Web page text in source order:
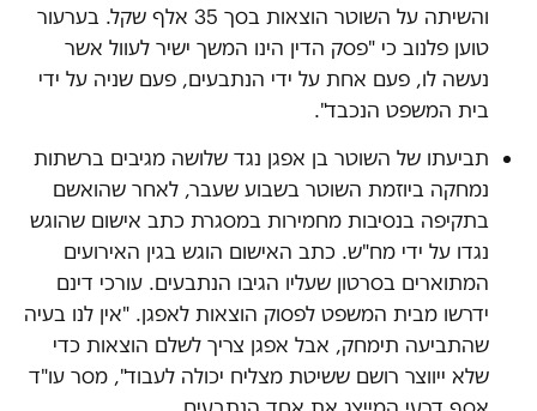
והשיתה על השוטר הוצאות בסך 35 אלף שקל. בערעור
טוען פלנוב כי "פסק הדין הינו המשך ישיר לעוול אשר
נעשה לו, פעם אחת על ידי הנתבעים, פעם שניה על ידי
בית המשפט הנכבד".
תביעתו של השוטר בן אפגן נגד שלושה מגיבים ברשתות
נמחקה ביוזמת השוטר בשבוע שעבר, לאחר שהואשם
בתקיפה בנסיבות מחמירות במסגרת כתב אישום שהוגש
נגדו על ידי מח"ש. כתב האישום הוגש בגין האירועים
המתוארים בסרטון שעליו הגיבו הנתבעים. עורכי דינם
ידרשו מבית המשפט לפסוק הוצאות לאפגן. "אין לנו בעיה
שהתביעה תימחק, אבל אפגן צריך לשלם הוצאות כדי
שלא ייווצר רושם ששיטת מצליח יכולה לעבוד", מסר עו"ד